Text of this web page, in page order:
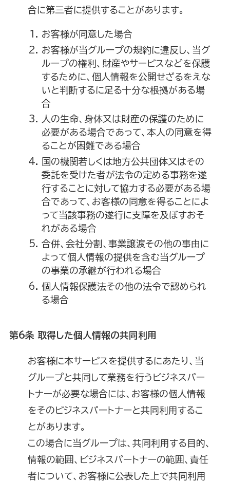
合に第三者に提供することがあります。
お客様が同意した場合
お客様が当グループの規約に違反し、当グ
ループの権利、財産やサービスなどを保護
するために、個人情報を公開せざるをえな
いと判断するに足る十分な根拠がある場
合
人の生命、身体又は財産の保護のために
必要がある場合であって、本人の同意を得
ることが困難である場合
国の機関若しくは地方公共団体又はその
委託を受けた者が法令の定める事務を遂
行することに対して協力する必要がある場
合であって、お客様の同意を得ることによ
って当該事務の遂行に支障を及ぼすおそ
れがある場合
合併、会社分割、事業譲渡その他の事由に
よって個人情報の提供を含む当グループ
の事業の承継が行われる場合
個人情報保護法その他の法令で認められ
る場合
第6条 取得した個人情報の共同利用
お客様に本サービスを提供するにあたり、当
グループと共同して業務を行うビジネスパー
トナーが必要な場合には、お客様の個人情報
をそのビジネスパートナーと共同利用するこ
とがあります。
この場合に当グループは、共同利用する目的、
情報の範囲、ビジネスパートナーの範囲、責任
者について、お客様に公表した上で共同利用